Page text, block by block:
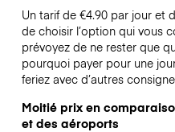
Un tarif de €4.90 par jour et
de choisir l’option qui vous
prévoyez de ne rester que
pourquoi payer pour une
feriez avec d’autres
Moitié prix en
et des aéroports